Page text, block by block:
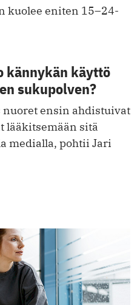
kuolee eniten 15–24-
kännykän käyttö
sukupolven?
nuoret ensin ahdistuivat
lääkitsemään sitä
medialla, pohtii Jari